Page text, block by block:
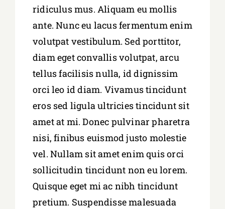
ridiculus mus. Aliquam eu mollis
ante. Nunc eu lacus fermentum enim
volutpat vestibulum. Sed porttitor,
diam eget convallis volutpat, arcu
tellus facilisis nulla, id dignissim
orci leo id diam. Vivamus tincidunt
eros sed ligula ultricies tincidunt sit
amet at mi. Donec pulvinar pharetra
nisi, finibus euismod justo molestie
vel. Nullam sit amet enim quis orci
sollicitudin tincidunt non eu lorem.
Quisque eget mi ac nibh tincidunt
pretium. Suspendisse malesuada